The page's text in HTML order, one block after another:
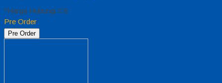
*Harga Hubungi CS
Pre Order
Pre Order